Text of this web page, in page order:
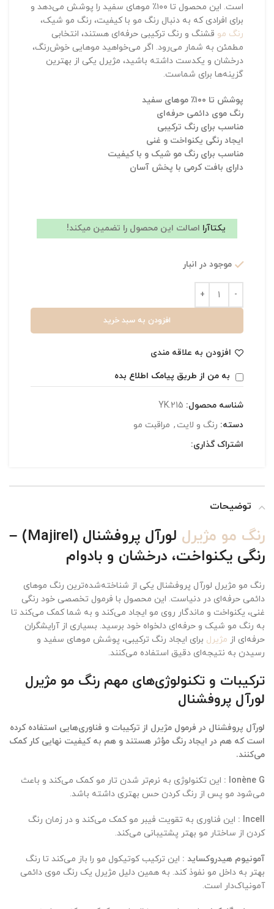
است. این محصول تا ۱۰۰٪ موهای سفید را پوشش می‌دهد و
برای افرادی که به دنبال رنگ مو با کیفیت، رنگ مو شیک،
رنگ مو قشنگ و رنگ ترکیبی حرفه‌ای هستند، انتخابی
مطمئن به شمار می‌رود. اگر می‌خواهید موهایی خوش‌رنگ،
درخشان و یکدست داشته باشید، مژیرل یکی از بهترین
گزینه‌ها برای شماست.
پوشش تا ۱۰۰٪ موهای سفید
رنگ موی دائمی حرفه‌ای
مناسب برای رنگ ترکیبی
ایجاد رنگی یکنواخت و غنی
مناسب برای رنگ مو شیک و با کیفیت
دارای بافت کرمی با پخش آسان
یکتاآرا اصالت این محصول را تضمین میکند!
موجود در انبار
افزودن به سبد خرید
افزودن به علاقه مندی
به من از طریق پیامک اطلاع بده
شناسه محصول: YK.215
دسته: رنگ و لایت , مراقبت مو
اشتراک گذاری:
توضیحات
رنگ مو مژیرل
لورآل پروفشنال (Majirel) –
رنگی یکنواخت، درخشان و بادوام
رنگ مو مژیرل لورآل پروفشنال یکی از شناخته‌شده‌ترین رنگ موهای
دائمی حرفه‌ای در دنیاست. این محصول با فرمول تخصصی خود رنگی
غنی، یکنواخت و ماندگار روی مو ایجاد می‌کند و به شما کمک می‌کند تا
به رنگ مو شیک و حرفه‌ای دلخواه خود برسید. بسیاری از آرایشگران
حرفه‌ای از مژیرل برای ایجاد رنگ ترکیبی، پوشش موهای سفید و
رسیدن به نتیجه‌ای دقیق استفاده می‌کنند.
ترکیبات و تکنولوژی‌های مهم رنگ مو مژیرل
لورآل پروفشنال
لورآل پروفشنال در فرمول مژیرل از ترکیبات و فناوری‌هایی استفاده کرده
است که هم در ایجاد رنگ مؤثر هستند و هم به کیفیت نهایی کار کمک
می‌کنند.
Ionène G :
این تکنولوژی به نرم‌تر شدن تار مو کمک می‌کند و باعث
می‌شود مو پس از رنگ کردن حس بهتری داشته باشد.
Incell :
این فناوری به تقویت فیبر مو کمک می‌کند و در زمان رنگ
کردن از ساختار مو بهتر پشتیبانی می‌کند.
آمونیوم هیدروکساید : این ترکیب کوتیکول مو را باز می‌کند تا رنگ
بهتر به داخل مو نفوذ کند. به همین دلیل مژیرل یک رنگ موی دائمی
آمونیاک‌دار است.